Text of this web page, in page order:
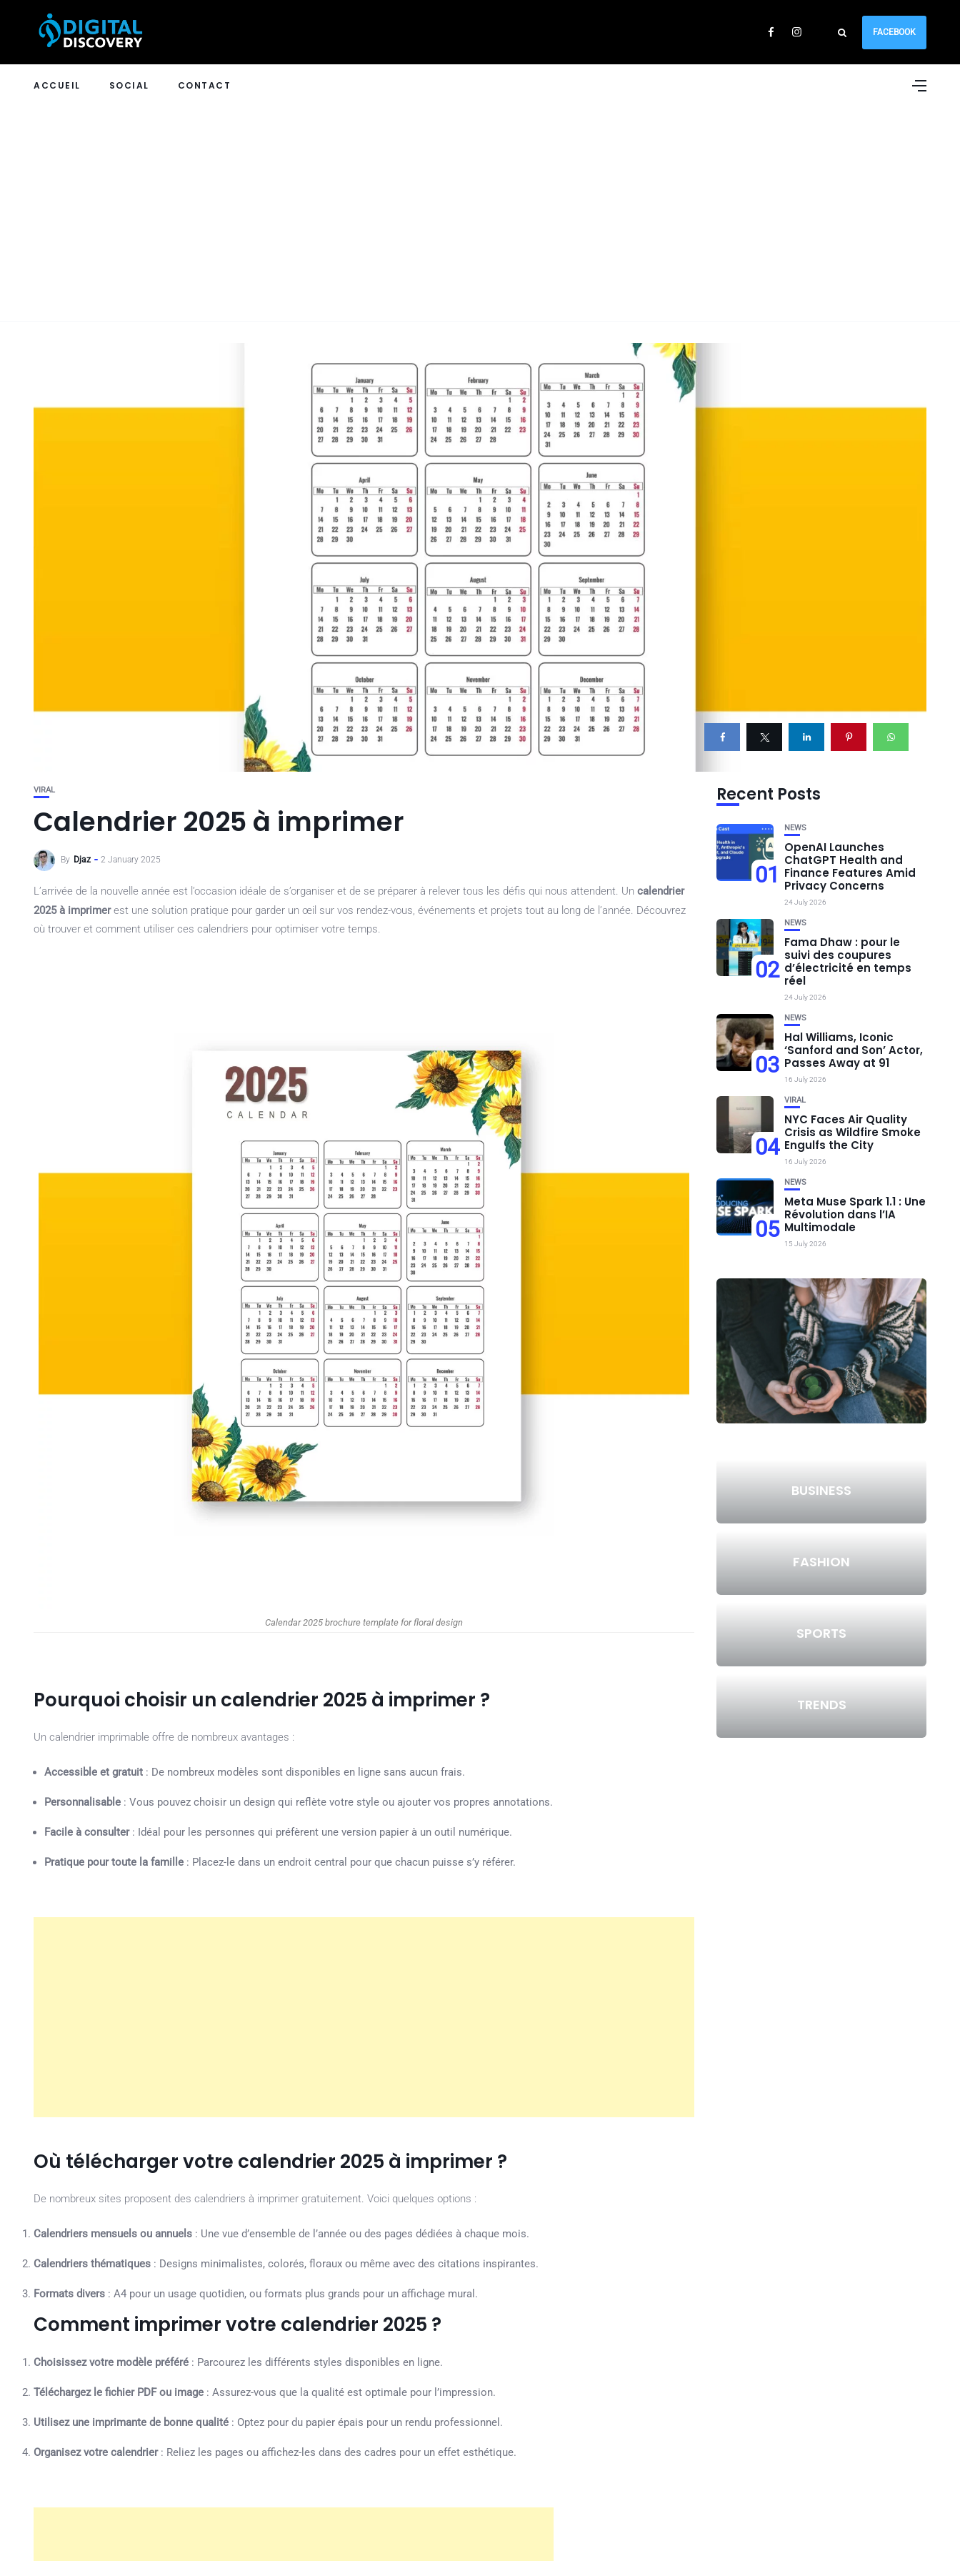
FACEBOOK
ACCUEIL SOCIAL CONTACT
VIRAL
Calendrier 2025 à imprimer
By Djaz 2 January 2025
L’arrivée de la nouvelle année est l’occasion idéale de s’organiser et de se préparer à relever tous les défis qui nous attendent. Un calendrier
2025 à imprimerest une solution pratique pour garder un œil sur vos rendez-vous, événements et projets tout au long de l’année. Découvrez
où trouver et comment utiliser ces calendriers pour optimiser votre temps.
Calendar 2025 brochure template for floral design
Pourquoi choisir un calendrier 2025 à imprimer ?
Un calendrier imprimable offre de nombreux avantages :
Accessible et gratuit : De nombreux modèles sont disponibles en ligne sans aucun frais.
Personnalisable : Vous pouvez choisir un design qui reflète votre style ou ajouter vos propres annotations.
Facile à consulter: Idéal pour les personnes qui préfèrent une version papier à un outil numérique.
Pratique pour toute la famille : Placez-le dans un endroit central pour que chacun puisse s’y référer.
Où télécharger votre calendrier 2025 à imprimer ?
De nombreux sites proposent des calendriers à imprimer gratuitement. Voici quelques options :
Calendriers mensuels ou annuels : Une vue d’ensemble de l’année ou des pages dédiées à chaque mois.
Calendriers thématiques : Designs minimalistes, colorés, floraux ou même avec des citations inspirantes.
Formats divers : A4 pour un usage quotidien, ou formats plus grands pour un affichage mural.
Comment imprimer votre calendrier 2025 ?
Choisissez votre modèle préféré : Parcourez les différents styles disponibles en ligne.
Téléchargez le fichier PDF ou image : Assurez-vous que la qualité est optimale pour l’impression.
Utilisez une imprimante de bonne qualité : Optez pour du papier épais pour un rendu professionnel.
Organisez votre calendrier: Reliez les pages ou affichez-les dans des cadres pour un effet esthétique.
Recent Posts
01
NEWS
OpenAI Launches
ChatGPT Health and
Finance Features Amid
Privacy Concerns
24 July 2026
02
NEWS
Fama Dhaw : pour le
suivi des coupures
d’électricité en temps
réel
24 July 2026
03
NEWS
Hal Williams, Iconic
‘Sanford and Son’ Actor,
Passes Away at 91
16 July 2026
04
VIRAL
NYC Faces Air Quality
Crisis as Wildfire Smoke
Engulfs the City
16 July 2026
05
NEWS
Meta Muse Spark 1.1 : Une
Révolution dans l’IA
Multimodale
15 July 2026
BUSINESS
FASHION
SPORTS
TRENDS